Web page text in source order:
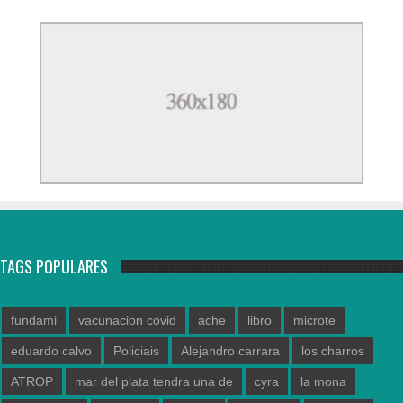
TAGS POPULARES
fundami vacunacion covid ache libro microte
eduardo calvo Policiais Alejandro carrara los charros
ATROP mar del plata tendra una de cyra la mona